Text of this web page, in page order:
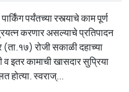
पर्यंतच्या रस्त्याचे काम पूर्ण
करणार असल्याचे प्रतिपादन
रोजी सकाळी दहाच्या
व इतर कामाची खासदार सुप्रिया
स्वराज्...